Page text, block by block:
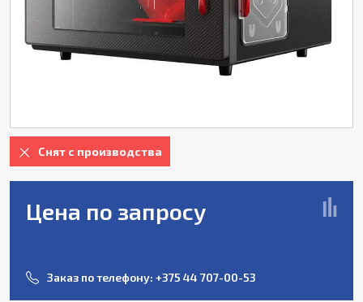
Снят с производства
Цена по запросу
Заказ по телефону: +375 44 707-00-53